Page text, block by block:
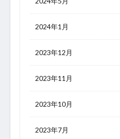
2024年1月
2023年12月
2023年11月
2023年10月
2023年7月